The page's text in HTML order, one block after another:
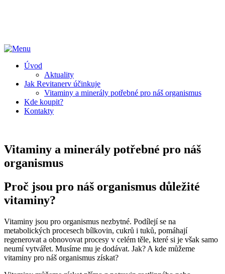
Úvod
Aktuality
Jak Revitanerv účinkuje
Vitaminy a minerály potřebné pro náš organismus
Kde koupit?
Kontakty
Vitaminy a minerály potřebné pro náš
organismus
Proč jsou pro náš organismus důležité
vitaminy?
Vitaminy jsou pro organismus nezbytné. Podílejí se na
metabolických procesech bílkovin, cukrů i tuků, pomáhají
regenerovat a obnovovat procesy v celém těle, které si je však samo
neumí vytvářet. Musíme mu je dodávat. Jak? A kde můžeme
vitaminy pro náš organismus získat?